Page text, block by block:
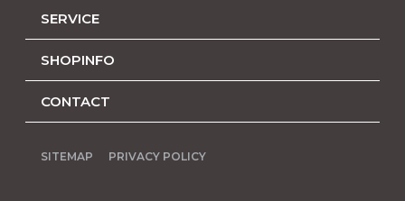
SERVICE
SHOPINFO
CONTACT
SITEMAP PRIVACY POLICY